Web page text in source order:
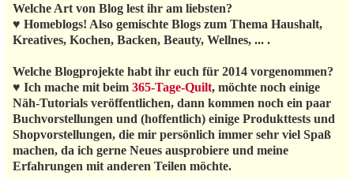
Welche Art von Blog lest ihr am liebsten?
♥ Homeblogs! Also gemischte Blogs zum Thema Haushalt,
Kreatives, Kochen, Backen, Beauty, Wellnes, ... .
Welche Blogprojekte habt ihr euch für 2014 vorgenommen?
♥ Ich mache mit beim 365-Tage-Quilt, möchte noch einige
Näh-Tutorials veröffentlichen, dann kommen noch ein paar
Buchvorstellungen und (hoffentlich) einige Produkttests und
Shopvorstellungen, die mir persönlich immer sehr viel Spaß
machen, da ich gerne Neues ausprobiere und meine
Erfahrungen mit anderen Teilen möchte.